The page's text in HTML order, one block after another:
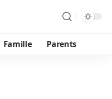
Famille Parents